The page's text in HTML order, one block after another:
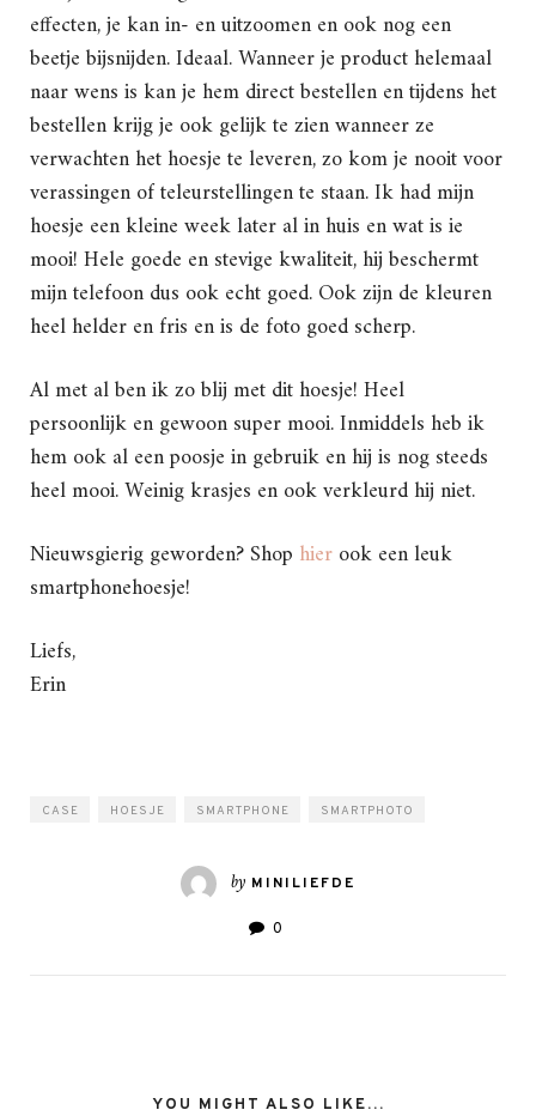
effecten, je kan in- en uitzoomen en ook nog een
beetje bijsnijden. Ideaal. Wanneer je product helemaal
naar wens is kan je hem direct bestellen en tijdens het
bestellen krijg je ook gelijk te zien wanneer ze
verwachten het hoesje te leveren, zo kom je nooit voor
verassingen of teleurstellingen te staan. Ik had mijn
hoesje een kleine week later al in huis en wat is ie
mooi! Hele goede en stevige kwaliteit, hij beschermt
mijn telefoon dus ook echt goed. Ook zijn de kleuren
heel helder en fris en is de foto goed scherp.
Al met al ben ik zo blij met dit hoesje! Heel
persoonlijk en gewoon super mooi. Inmiddels heb ik
hem ook al een poosje in gebruik en hij is nog steeds
heel mooi. Weinig krasjes en ook verkleurd hij niet.
Nieuwsgierig geworden? Shop hierook een leuk
smartphonehoesje!
Liefs,
Erin
CASE HOESJE SMARTPHONE SMARTPHOTO
by MINILIEFDE
0
YOU MIGHT ALSO LIKE...